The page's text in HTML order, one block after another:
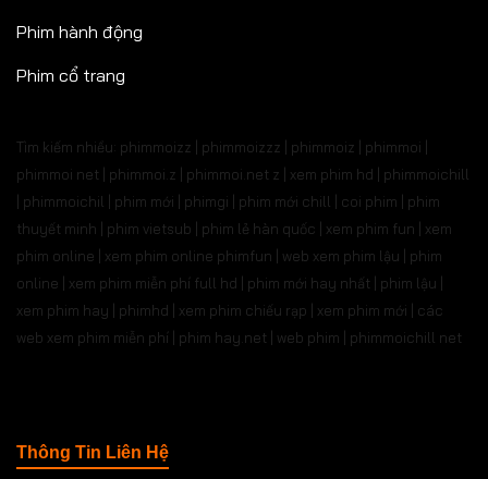
Phim hành động
Phim cổ trang
Tìm kiếm nhiều: phimmoizz | phimmoizzz | phimmoiz | phimmoi |
phimmoi net | phimmoi.z | phimmoi.net z | xem phim hd | phimmoichill
| phimmoichil | phim mới | phimgi | phim mới chill | coi phim | phim
thuyết minh | phim vietsub | phim lẻ hàn quốc | xem phim fun | xem
phim online | xem phim online phimfun | web xem phim lậu | phim
online | xem phim miễn phí full hd | phim mới hay nhất | phim lậu |
xem phim hay | phimhd | xem phim chiếu rạp | xem phim mới | các
web xem phim miễn phí | phim hay.net | web phim | phimmoichill net
Thông Tin Liên Hệ